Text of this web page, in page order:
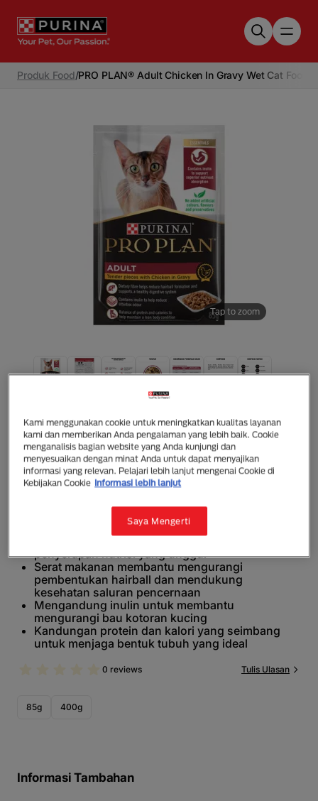
Produk Food/PRO PLAN® Adult Chicken In Gravy Wet Cat Food
Tap to zoom
PRO PLAN Cat Makanan Basah Kucing
Dewasa Chicken
Makanan Basah Dewasa (1 - 7)
Pro Plan Wet Adult mengandung protein dan kalori
penyerapan nutrisi yang unggul
Serat makanan membantu mengurangi
pembentukan hairball dan mendukung
kesehatan saluran pencernaan
Mengandung inulin untuk membantu
mengurangi bau kotoran kucing
Kandungan protein dan kalori yang seimbang
untuk menjaga bentuk tubuh yang ideal
0 reviews Tulis Ulasan
85g 400g
Informasi Tambahan
Kami menggunakan cookie untuk meningkatkan kualitas layanan
kami dan memberikan Anda pengalaman yang lebih baik. Cookie
menganalisis bagian website yang Anda kunjungi dan
menyesuaikan dengan minat Anda untuk dapat menyajikan
informasi yang relevan. Pelajari lebih lanjut mengenai Cookie di
Kebijakan Cookie Informasi lebih lanjut
Saya Mengerti